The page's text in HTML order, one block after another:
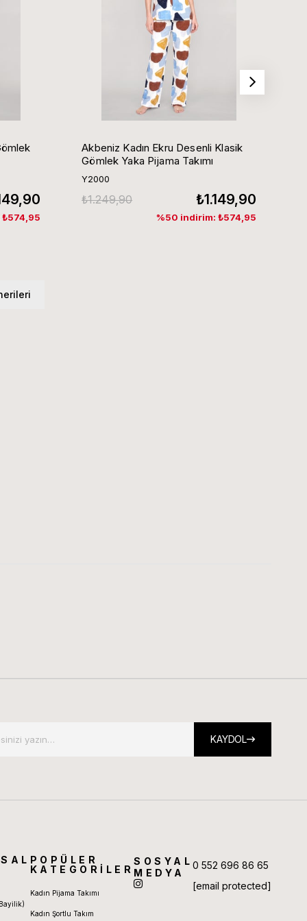
Akbeniz Kadın Ekru Desenli Klasik
Gömlek Yaka Pijama Takımı
Y2000
₺1.149,90
₺1.249,90
%50 indirim: ₺574,95
KAYDOL
POPÜLER
KATEGORİLER
Kadın Pijama Takımı
Kadın Şortlu Takım
SOSYAL
MEDYA
0 552 696 86 65
[email protected]